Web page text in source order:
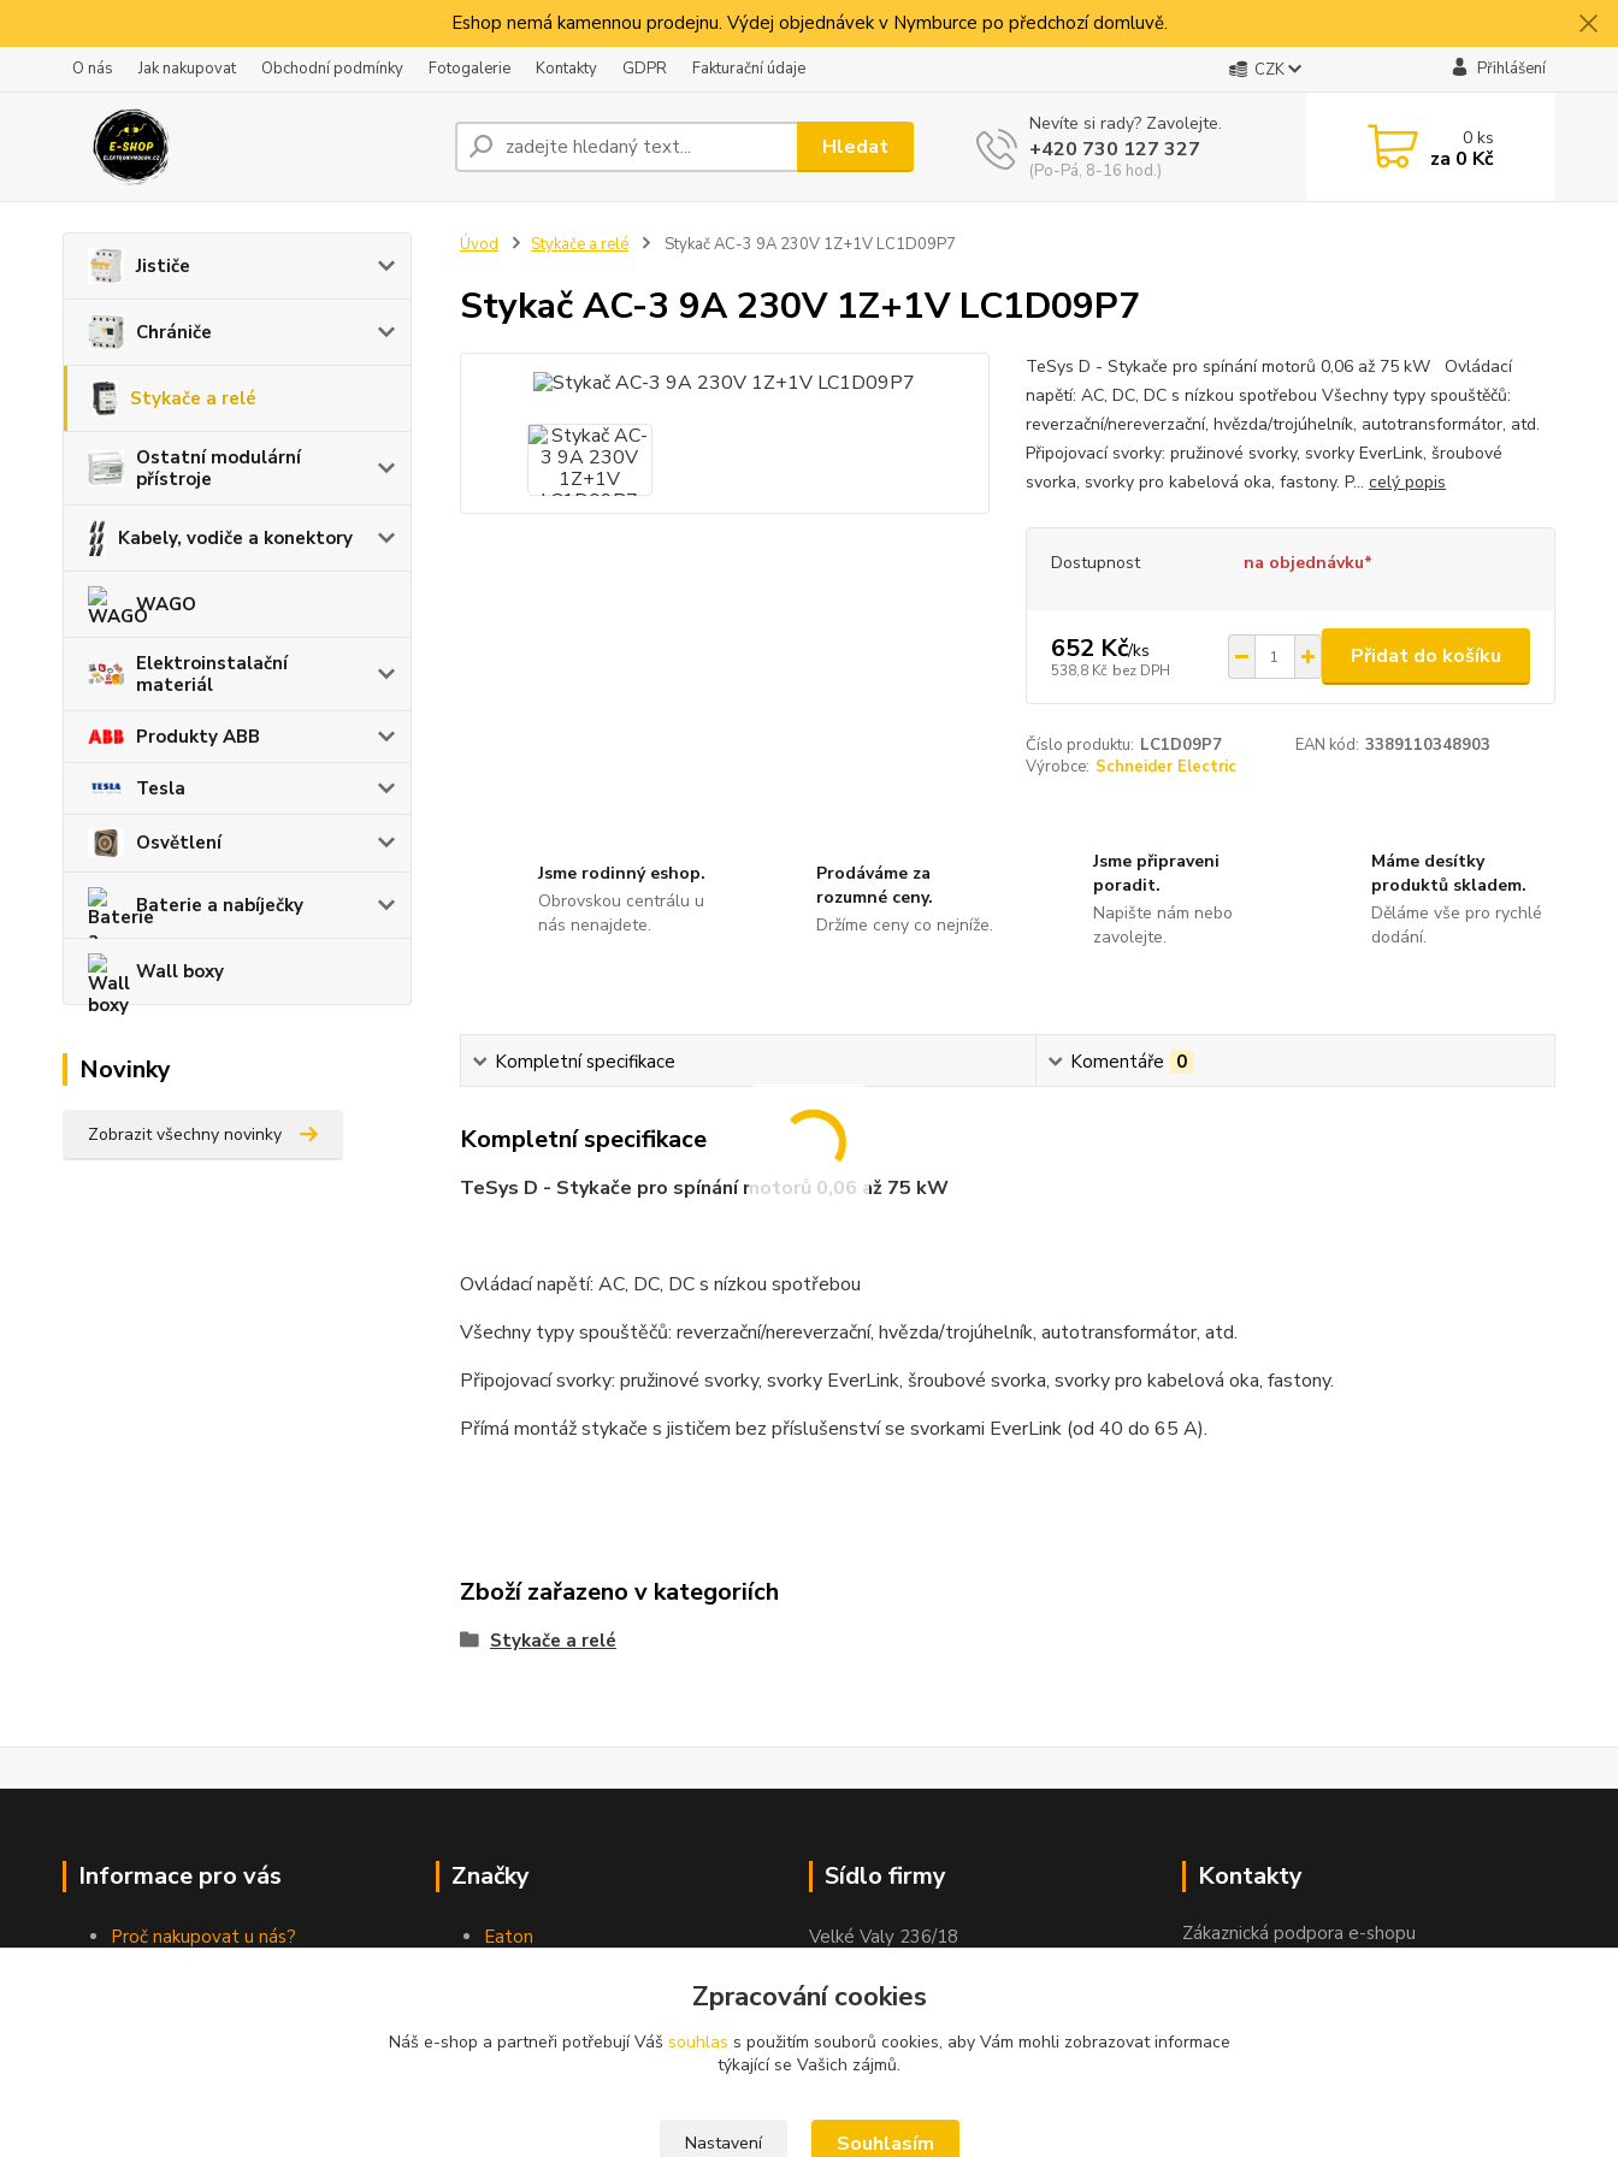
Eshop nemá kamennou prodejnu. Výdej objednávek v Nymburce po předchozí domluvě.
O nás Jak nakupovat Obchodní podmínky Fotogalerie Kontakty GDPR Fakturační údaje CZK Přihlášení
Hledat
Nevíte si rady? Zavolejte.
+420 730 127 327
(Po-Pá, 8-16 hod.)
0ks
za 0 Kč
Jističe
Chrániče
Stykače a relé
Ostatní modulární
přístroje
Kabely, vodiče a konektory
WAGO
Elektroinstalační
materiál
Produkty ABB
Tesla
Osvětlení
Baterie a nabíječky
Wall boxy
Novinky
Zobrazit všechny novinky
Úvod Stykače a relé Stykač AC-3 9A 230V 1Z+1V LC1D09P7
Stykač AC-3 9A 230V 1Z+1V LC1D09P7
TeSys D - Stykače pro spínání motorů 0,06 až 75 kW Ovládací
napětí: AC, DC, DC s nízkou spotřebou Všechny typy spouštěčů:
reverzační/nereverzační, hvězda/trojúhelník, autotransformátor, atd.
Připojovací svorky: pružinové svorky, svorky EverLink, šroubové
svorka, svorky pro kabelová oka, fastony. P... celý popis
Dostupnost na objednávku*
652 Kč/ks
538,8 Kč bez DPH
Přidat do košíku
Číslo produktu: LC1D09P7 EAN kód: 3389110348903
Výrobce: Schneider Electric
Jsme rodinný eshop.
Obrovskou centrálu u
nás nenajdete.
Prodáváme za
rozumné ceny.
Držíme ceny co nejníže.
Jsme připraveni
poradit.
Napište nám nebo
zavolejte.
Máme desítky
produktů skladem.
Děláme vše pro rychlé
dodání.
Kompletní specifikace Komentáře 0
Kompletní specifikace
TeSys D - Stykače pro spínání motorů 0,06 až 75 kW
Ovládací napětí: AC, DC, DC s nízkou spotřebou
Všechny typy spouštěčů: reverzační/nereverzační, hvězda/trojúhelník, autotransformátor, atd.
Připojovací svorky: pružinové svorky, svorky EverLink, šroubové svorka, svorky pro kabelová oka, fastony.
Přímá montáž stykače s jističem bez příslušenství se svorkami EverLink (od 40 do 65 A).
Zboží zařazeno v kategoriích
Stykače a relé
Informace pro vás
Proč nakupovat u nás?
Značky
Eaton
Sídlo firmy
Velké Valy 236/18
Nymburk
288 02
Kontakty
Zákaznická podpora e-shopu
info@elektronymburk.cz
Zpracování cookies
Náš e-shop a partneři potřebují Váš souhlas s použitím souborů cookies, aby Vám mohli zobrazovat informace
týkající se Vašich zájmů.
Nastavení Souhlasím